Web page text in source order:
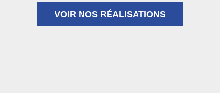
VOIR NOS RÉALISATIONS